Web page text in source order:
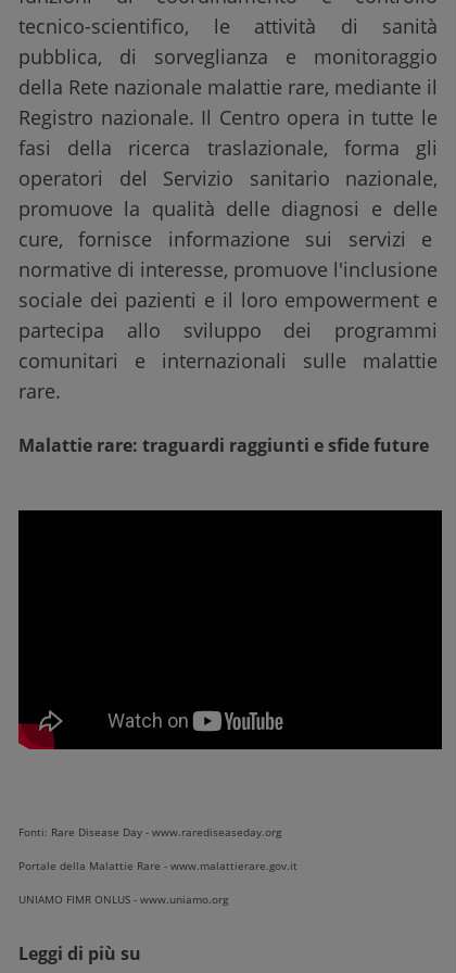
tecnico-scientifico, le attività di sanità
pubblica, di sorveglianza e monitoraggio
della Rete nazionale malattie rare, mediante il
Registro nazionale. Il Centro opera in tutte le
fasi della ricerca traslazionale, forma gli
operatori del Servizio sanitario nazionale,
promuove la qualità delle diagnosi e delle
cure, fornisce informazione sui servizi e
normative di interesse, promuove l'inclusione
sociale dei pazienti e il loro empowerment e
partecipa allo sviluppo dei programmi
comunitari e internazionali sulle malattie
rare.
Malattie rare: traguardi raggiunti e sfide future
Fonti: Rare Disease Day - www.rarediseaseday.org
Portale della Malattie Rare - www.malattierare.gov.it
UNIAMO FIMR ONLUS - www.uniamo.org
Leggi di più su